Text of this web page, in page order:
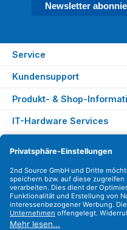
Newsletter
Service
Kundensupport
Produkt- & Shop-
IT-Hardware Services
Versandarten
Zahlungsarten
Sicher Einkaufen